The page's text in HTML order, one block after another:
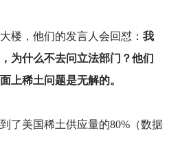
楼，他们的发言人会回怼： 我
为什么不去问立法部门？他们
上稀土问题是无解的。
了美国稀土供应量的80%（数据